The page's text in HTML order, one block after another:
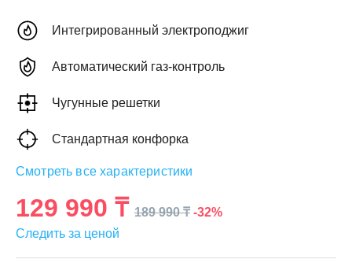
на товары
упаковки
к выбору
Выберите свою стирально-сушильную
Интегрированный электроподжиг
Автоматический газ-контроль
Чугунные решетки
Стандартная конфорка
Смотреть все характеристики
129 990 ₸ 189 990 ₸ -32%
Следить за ценой